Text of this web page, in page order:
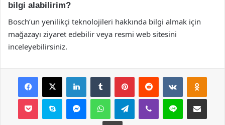
bilgi alabilirim?
Bosch’un yenilikçi teknolojileri hakkında bilgi almak için
mağazayı ziyaret edebilir veya resmi web sitesini
inceleyebilirsiniz.
Facebook
X LinkedInTumblr PinterestReddit VKontakte
Pocket Skype MessengerWhatsAppTelegramViber Line E-Posta ile
Yazdır